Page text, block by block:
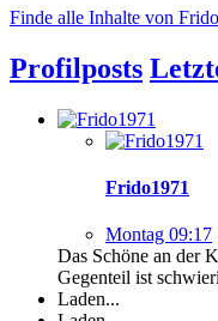
Finde alle Inhalte von
Profilposts
Frido1971
Montag 09:17
Das Schöne an der
Gegenteil ist
Laden...